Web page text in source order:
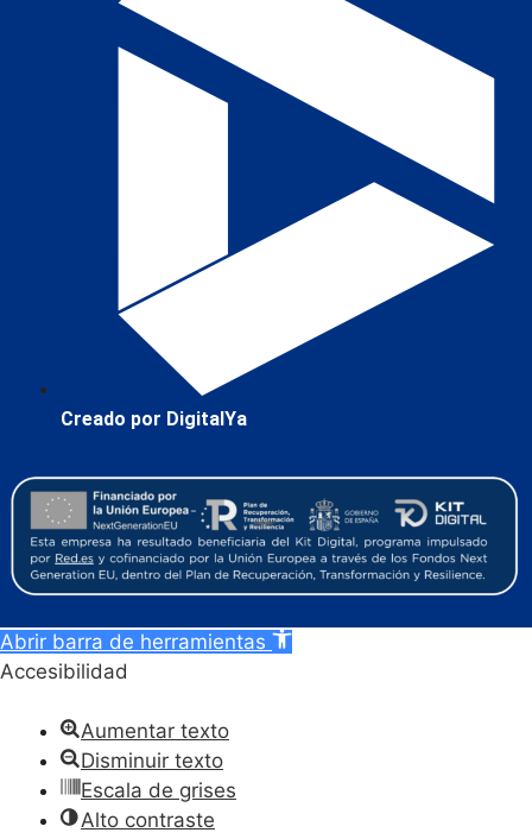
Creado por DigitalYa
Abrir barra de herramientas
Accesibilidad
Aumentar texto
Disminuir texto
Escala de grises
Alto contraste